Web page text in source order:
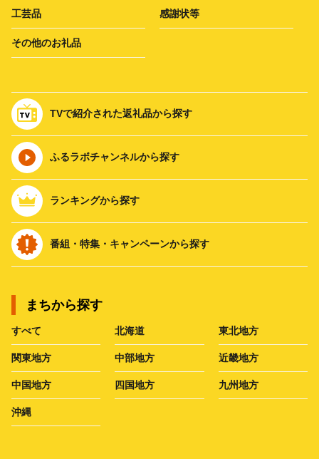
工芸品 感謝状等
その他のお礼品
TVで紹介された返礼品から探す
ふるラボチャンネルから探す
ランキングから探す
番組・特集・キャンペーンから探す
まちから探す
すべて 北海道 東北地方
関東地方 中部地方 近畿地方
中国地方 四国地方 九州地方
沖縄